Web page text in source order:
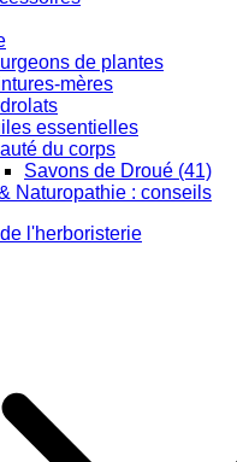
de plantes
mères
essentielles
du corps
Savons de Droué (41)
Naturopathie : conseils
l'herboristerie